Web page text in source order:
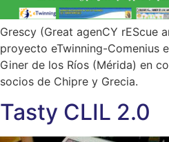
Grescy (Great agenCY rEScue
proyecto eTwinning-Comenius
Giner de los Ríos (Mérida) en
socios de Chipre y Grecia.
Tasty CLIL 2.0